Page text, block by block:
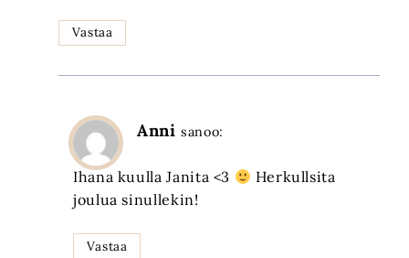
Vastaa
Anni sanoo:
Ihana kuulla Janita <3
Herkullsita
joulua sinullekin!
Vastaa